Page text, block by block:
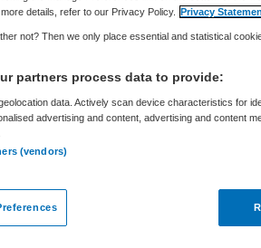
|
van
details, refer to our Privacy Policy. Privacy
not? Then we only place essential and statistical
partners process data to provide:
data. Actively scan device characteristics for
advertising and content, advertising and content
(vendors)